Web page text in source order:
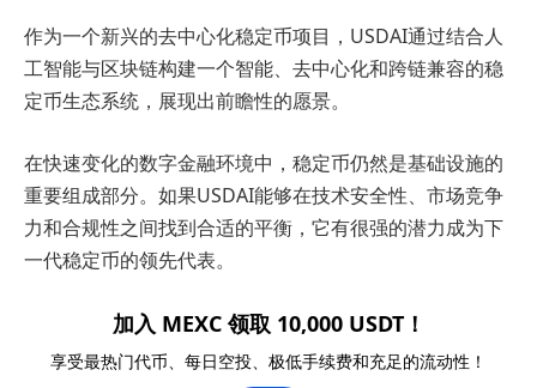
作为一个新兴的去中心化稳定币项目，USDAI通过结合人
工智能与区块链构建一个智能、去中心化和跨链兼容的稳
定币生态系统，展现出前瞻性的愿景。
在快速变化的数字金融环境中，稳定币仍然是基础设施的
重要组成部分。如果USDAI能够在技术安全性、市场竞争
力和合规性之间找到合适的平衡，它有很强的潜力成为下
一代稳定币的领先代表。
加入 MEXC 领取 10,000 USDT！
享受最热门代币、每日空投、极低手续费和充足的流动性！